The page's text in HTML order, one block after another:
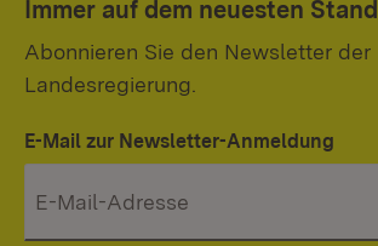
Immer auf dem neuesten Stand
Abonnieren Sie den Newsletter der
Landesregierung.
E-Mail zur Newsletter-Anmeldung